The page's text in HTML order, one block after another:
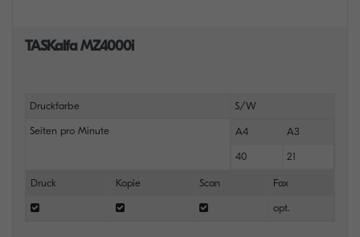
TASKalfa MZ4000i
Druckfarbe S/W
Seiten pro Minute A4 A3
40 21
Druck Kopie Scan Fax
opt.